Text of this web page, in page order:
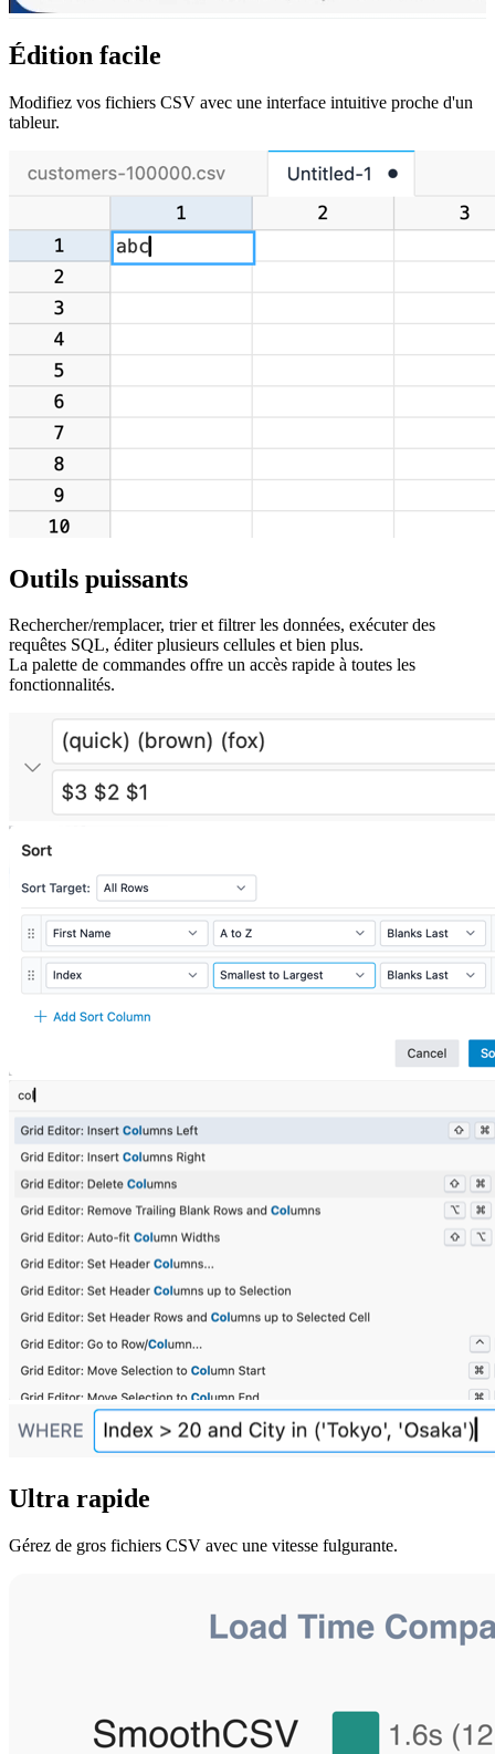
Édition facile
Modifiez vos fichiers CSV avec une interface intuitive proche d'un
tableur.
Outils puissants
Rechercher/remplacer, trier et filtrer les données, exécuter des
requêtes SQL, éditer plusieurs cellules et bien plus.
La palette de commandes offre un accès rapide à toutes les
fonctionnalités.
Ultra rapide
Gérez de gros fichiers CSV avec une vitesse fulgurante.